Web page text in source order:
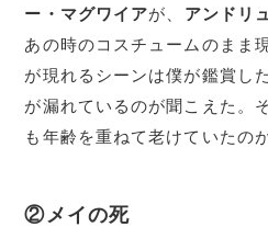
ー・マグワイアが、 アンドリ
あの時のコスチュームのまま
が現れるシーンは僕が鑑賞し
が漏れているのが聞こえた。
も年齢を重ねて老けていたの
②メイの死